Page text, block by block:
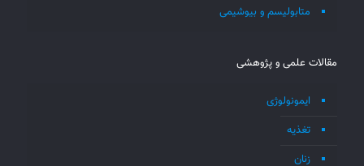
متابولیسم و بیوشیمی
مقالات علمی و پژوهشی
ایمونولوژی
تغذیه
زنان